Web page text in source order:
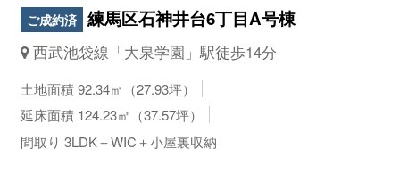
ご成約済 練馬区石神井台6丁目A号棟
西武池袋線「大泉学園」駅徒歩14分
土地面積 92.34㎡（27.93坪）
延床面積 124.23㎡（37.57坪）
間取り 3LDK＋WIC＋小屋裏収納